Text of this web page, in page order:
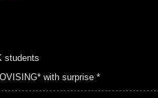
students
with surprise *